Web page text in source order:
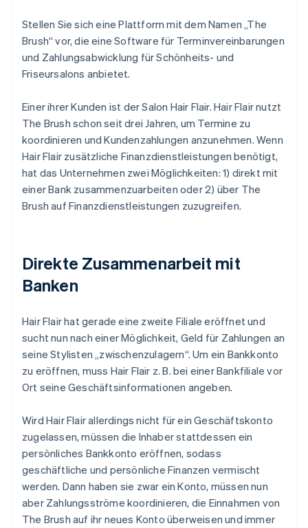
Stellen Sie sich eine Plattform mit dem Namen „The
Brush“ vor, die eine Software für Terminvereinbarungen
und Zahlungsabwicklung für Schönheits- und
Friseursalons anbietet.
Einer ihrer Kunden ist der Salon Hair Flair. Hair Flair nutzt
The Brush schon seit drei Jahren, um Termine zu
koordinieren und Kundenzahlungen anzunehmen. Wenn
Hair Flair zusätzliche Finanzdienstleistungen benötigt,
hat das Unternehmen zwei Möglichkeiten: 1) direkt mit
einer Bank zusammenzuarbeiten oder 2) über The
Brush auf Finanzdienstleistungen zuzugreifen.
Direkte Zusammenarbeit mit
Banken
Hair Flair hat gerade eine zweite Filiale eröffnet und
sucht nun nach einer Möglichkeit, Geld für Zahlungen an
seine Stylisten „zwischenzulagern“. Um ein Bankkonto
zu eröffnen, muss Hair Flair z. B. bei einer Bankfiliale vor
Ort seine Geschäftsinformationen angeben.
Wird Hair Flair allerdings nicht für ein Geschäftskonto
zugelassen, müssen die Inhaber stattdessen ein
persönliches Bankkonto eröffnen, sodass
geschäftliche und persönliche Finanzen vermischt
werden. Dann haben sie zwar ein Konto, müssen nun
aber Zahlungsströme koordinieren, die Einnahmen von
The Brush auf ihr neues Konto überweisen und immer